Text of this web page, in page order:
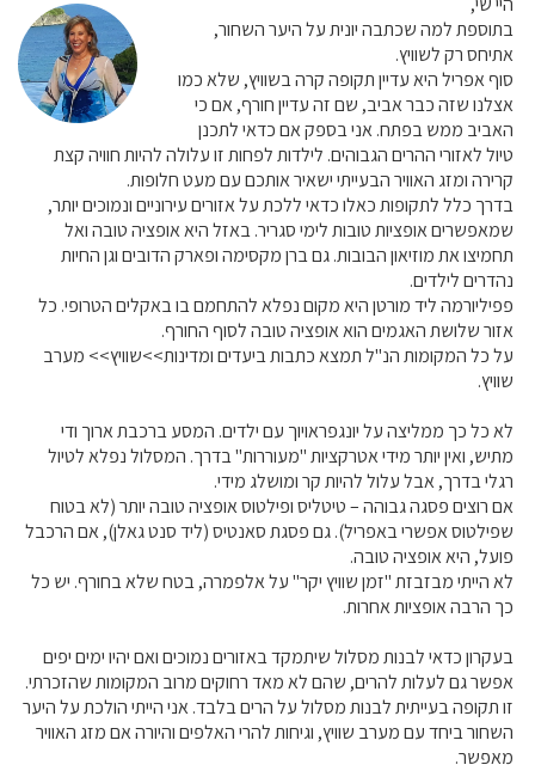
בתוספת למה שכתבה יונית על היער השחור,
אתיחס רק לשוויץ.
סוף אפריל היא עדיין תקופה קרה בשוויץ, שלא כמו
אצלנו שזה כבר אביב, שם זה עדיין חורף, אם כי
האביב ממש בפתח. אני בספק אם כדאי לתכנן
טיול לאזורי ההרים הגבוהים. לילדות לפחות זו עלולה להיות חוויה קצת
קרירה ומזג האוויר הבעייתי ישאיר אותכם עם מעט חלופות.
בדרך כלל לתקופות כאלו כדאי ללכת על אזורים עירוניים ונמוכים יותר,
שמאפשרים אופציות טובות לימי סגריר. באזל היא אופציה טובה ואל
תחמיצו את מוזיאון הבובות. גם ברן מקסימה ופארק הדובים וגן החיות
נהדרים לילדים.
פפיליורמה ליד מורטן היא מקום נפלא להתחמם בו באקלים הטרופי. כל
אזור שלושת האגמים הוא אופציה טובה לסוף החורף.
על כל המקומות הנ"ל תמצא כתבות ביעדים ומדינות>>שוויץ>> מערב
שוויץ.
לא כל כך ממליצה על יונגפראויוך עם ילדים. המסע ברכבת ארוך ודי
מתיש, ואין יותר מידי אטרקציות "מעוררות" בדרך. המסלול נפלא לטיול
רגלי בדרך, אבל עלול להיות קר ומושלג מידי.
אם רוצים פסגה גבוהה – טיטליס ופילטוס אופציה טובה יותר (לא בטוח
שפילטוס אפשרי באפריל). גם פסגת סאנטיס (ליד סנט גאלן), אם הרכבל
פועל, היא אופציה טובה.
לא הייתי מבזבזת "זמן שוויץ יקר" על אלפמרה, בטח שלא בחורף. יש כל
כך הרבה אופציות אחרות.
בעקרון כדאי לבנות מסלול שיתמקד באזורים נמוכים ואם יהיו ימים יפים
אפשר גם לעלות להרים, שהם לא מאד רחוקים מרוב המקומות שהזכרתי.
זו תקופה בעייתית לבנות מסלול על הרים בלבד. אני הייתי הולכת על היער
השחור ביחד עם מערב שוויץ, וגיחות להרי האלפים והיורה אם מזג האוויר
מאפשר.